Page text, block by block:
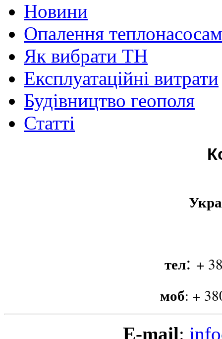
Новини
Опалення
Як вибрати ТН
Експлуатаційні витрати
Будівництво геополя
Статті
тел: +
моб: +
E-mail: info